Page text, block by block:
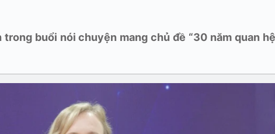
trong buổi nói chuyện mang chủ đề “30 năm quan